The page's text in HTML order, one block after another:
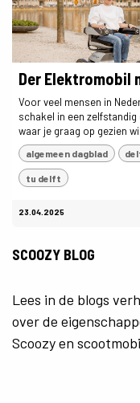
Der Elektromobil
Voor veel mensen in
schakel in een zelfstandig
waar je graag op gezien
algemeen dagblad
tu delft
23.04.2025
SCOOZY BLOG
Lees in de blogs
over de
Scoozy en